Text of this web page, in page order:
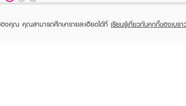
องคุณ คุณสามารถศึกษารายละเอียดได้ที่ เรียนรู้เกี่ยวกับคุกกี้ของเบรา